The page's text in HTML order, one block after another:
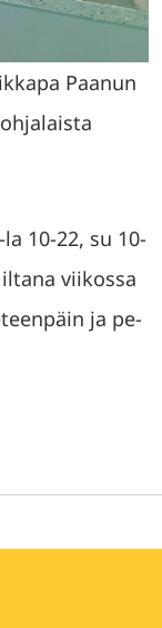
Paanun
10-22, su 10-
viikossa
ja pe-